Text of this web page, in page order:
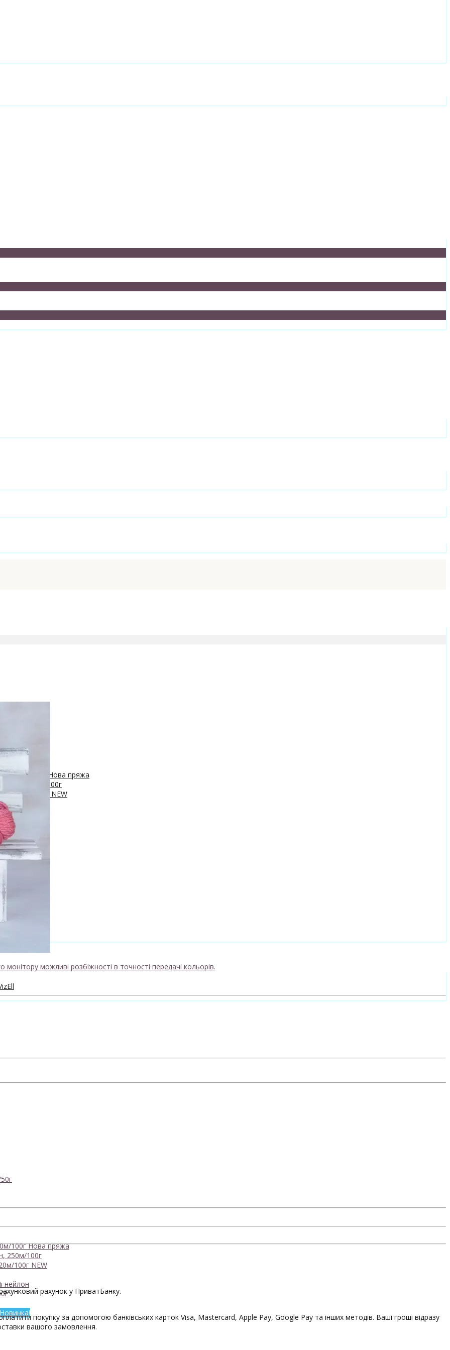
400м/100г
Нова пряжа
250м/100г
420м/100г NEW
нейлон
100г
Новинка!
100гНова пряжа
250м/100г
100г NEW
нейлон
Новинка!
можливі розбіжності в точності передачі кольорів.
рахунок у ПриватБанку.
покупку за допомогою банківських карток Visa, Mastercard, Apple Pay, Google Pay та інших методів. Ваші гроші відразу
вашого замовлення.